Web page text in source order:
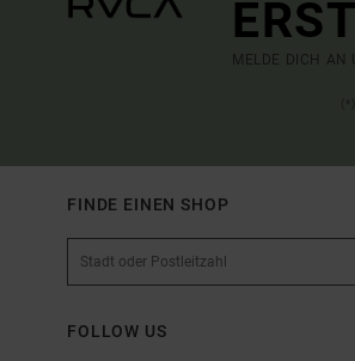
MELDE DICH AN
FINDE EINEN SHOP
FOLLOW US